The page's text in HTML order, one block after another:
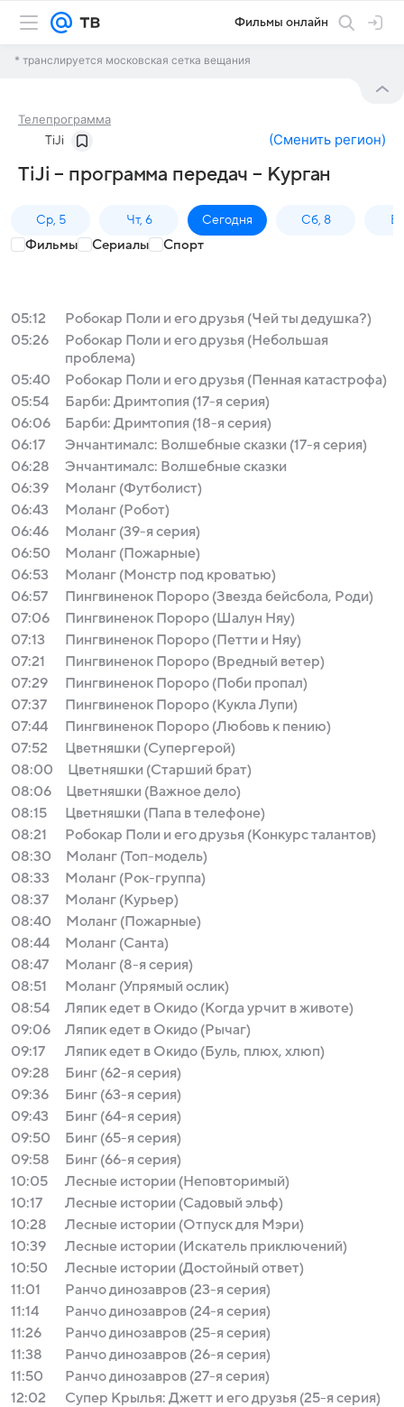
Фильмы онлайн
* транслируется московская сетка вещания
Телепрограмма
TiJi (Сменить регион)
TiJi – программа передач – Курган
Ср, 5 Чт, 6 Сегодня Сб, 8
Фильмы Сериалы Спорт
05:12
Робокар Поли и его друзья (Чей ты дедушка?)
05:26
Робокар Поли и его друзья (Небольшая
проблема)
05:40
Робокар Поли и его друзья (Пенная катастрофа)
05:54
Барби: Дримтопия (17-я серия)
06:06
Барби: Дримтопия (18-я серия)
06:17
Энчантималс: Волшебные сказки (17-я серия)
06:28
Энчантималс: Волшебные сказки
06:39
Моланг (Футболист)
06:43
Моланг (Робот)
06:46
Моланг (39-я серия)
06:50
Моланг (Пожарные)
06:53
Моланг (Монстр под кроватью)
06:57
Пингвиненок Пороро (Звезда бейсбола, Роди)
07:06
Пингвиненок Пороро (Шалун Няу)
07:13
Пингвиненок Пороро (Петти и Няу)
07:21
Пингвиненок Пороро (Вредный ветер)
07:29
Пингвиненок Пороро (Поби пропал)
07:37
Пингвиненок Пороро (Кукла Лупи)
07:44
Пингвиненок Пороро (Любовь к пению)
07:52
Цветняшки (Супергерой)
08:00
Цветняшки (Старший брат)
08:06
Цветняшки (Важное дело)
08:15
Цветняшки (Папа в телефоне)
08:21
Робокар Поли и его друзья (Конкурс талантов)
08:30
Моланг (Топ-модель)
08:33
Моланг (Рок-группа)
08:37
Моланг (Курьер)
08:40
Моланг (Пожарные)
08:44
Моланг (Санта)
08:47
Моланг (8-я серия)
08:51
Моланг (Упрямый ослик)
08:54
Ляпик едет в Окидо (Когда урчит в животе)
09:06
Ляпик едет в Окидо (Рычаг)
09:17
Ляпик едет в Окидо (Буль, плюх, хлюп)
09:28
Бинг (62-я серия)
09:36
Бинг (63-я серия)
09:43
Бинг (64-я серия)
09:50
Бинг (65-я серия)
09:58
Бинг (66-я серия)
10:05
Лесные истории (Неповторимый)
10:17
Лесные истории (Садовый эльф)
10:28
Лесные истории (Отпуск для Мэри)
10:39
Лесные истории (Искатель приключений)
10:50
Лесные истории (Достойный ответ)
11:01
Ранчо динозавров (23-я серия)
11:14
Ранчо динозавров (24-я серия)
11:26
Ранчо динозавров (25-я серия)
11:38
Ранчо динозавров (26-я серия)
11:50
Ранчо динозавров (27-я серия)
12:02
Супер Крылья: Джетт и его друзья (25-я серия)